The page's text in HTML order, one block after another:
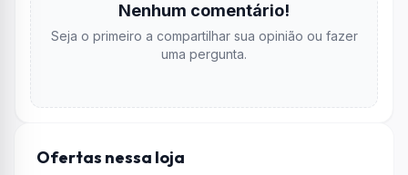
Nenhum comentário!
Seja o primeiro a compartilhar sua opinião ou fazer
uma pergunta.
Ofertas nessa loja